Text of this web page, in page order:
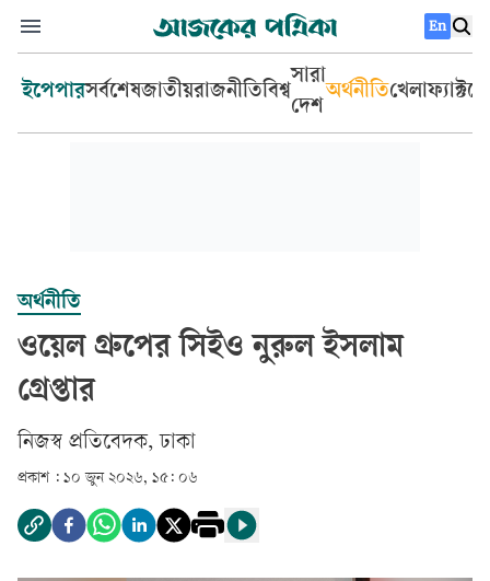
En
ইপেপারসর্বশেষজাতীয়রাজনীতিবিশ্ব
সারা
দেশ
অর্থনীতিখেলা
অর্থনীতি
ওয়েল গ্রুপের সিইও নুরুল ইসলাম
গ্রেপ্তার
‎নিজস্ব প্রতিবেদক, ঢাকা‎
প্রকাশ : ১০ জুন ২০২৬, ১৫: ০৬